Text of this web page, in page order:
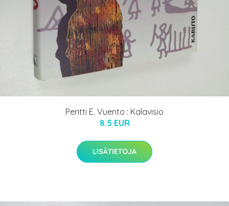
Pentti E. Vuento : Kalavisio
8.5 EUR
LISÄTIETOJA